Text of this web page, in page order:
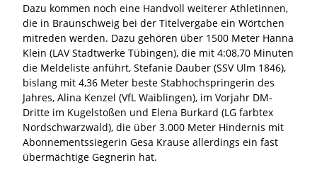
Dazu kommen noch eine Handvoll weiterer Athletinnen,
die in Braunschweig bei der Titelvergabe ein Wörtchen
mitreden werden. Dazu gehören über 1500 Meter Hanna
Klein (LAV Stadtwerke Tübingen), die mit 4:08,70 Minuten
die Meldeliste anführt, Stefanie Dauber (SSV Ulm 1846),
bislang mit 4,36 Meter beste Stabhochspringerin des
Jahres, Alina Kenzel (VfL Waiblingen), im Vorjahr DM-
Dritte im Kugelstoßen und Elena Burkard (LG farbtex
Nordschwarzwald), die über 3.000 Meter Hindernis mit
Abonnementssiegerin Gesa Krause allerdings ein fast
übermächtige Gegnerin hat.